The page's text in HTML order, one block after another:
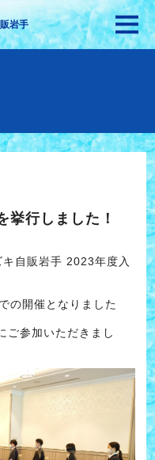
岩手
挙行しました！
自販岩手 2023年度入
の開催となりました
ご参加いただきまし